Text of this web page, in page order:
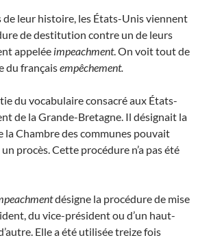
leur histoire, les États-Unis viennent
de destitution contre un de leurs
appelée impeachment. On voit tout de
du françaisempêchement.
du vocabulaire consacré aux États-
de la Grande-Bretagne. Il désignait la
la Chambre des communes pouvait
procès. Cette procédure n’a pas été
désigne la procédure de mise
du vice-président ou d’un haut-
Elle a été utilisée treize fois